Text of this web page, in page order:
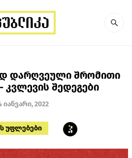
დარღვეული შრომითი
კვლევის შედეგები
იანვარი, 2022
უფლებები